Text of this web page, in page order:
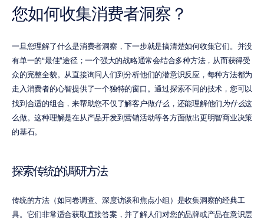
您如何收集消费者洞察？
一旦您理解了什么是消费者洞察，下一步就是搞清楚如何收集它们。并没
有单一的“最佳”途径；一个强大的战略通常会结合多种方法，从而获得受
众的完整全貌。从直接询问人们到分析他们的潜意识反应，每种方法都为
走入消费者的心智提供了一个独特的窗口。通过探索不同的技术，您可以
找到合适的组合，来帮助您不仅了解客户做什么 ，还能理解他们为什么这
么做。这种理解是在从产品开发到营销活动等各方面做出更明智商业决策
的基石。
探索传统的调研方法
传统的方法（如问卷调查、深度访谈和焦点小组）是收集洞察的经典工
具。它们非常适合获取直接答案，并了解人们对您的品牌或产品在意识层